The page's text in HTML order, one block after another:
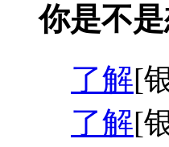
你是不是
了解[
了解[